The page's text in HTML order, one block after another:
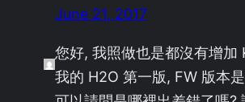
June 21, 2017
您好, 我照做也是都沒有增加
我的 H2O 第一版, FW 版本